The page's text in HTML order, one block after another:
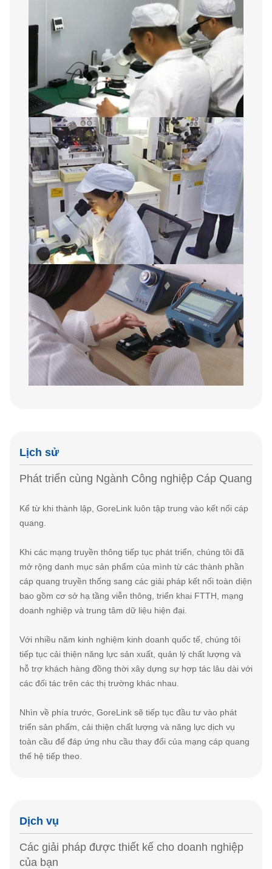
Lịch sử
Phát triển cùng Ngành Công nghiệp Cáp Quang
Kể từ khi thành lập, GoreLink luôn tập trung vào kết nối cáp
quang.
Khi các mạng truyền thông tiếp tục phát triển, chúng tôi đã
mở rộng danh mục sản phẩm của mình từ các thành phần
cáp quang truyền thống sang các giải pháp kết nối toàn diện
bao gồm cơ sở hạ tầng viễn thông, triển khai FTTH, mạng
doanh nghiệp và trung tâm dữ liệu hiện đại.
Với nhiều năm kinh nghiệm kinh doanh quốc tế, chúng tôi
tiếp tục cải thiện năng lực sản xuất, quản lý chất lượng và
hỗ trợ khách hàng đồng thời xây dựng sự hợp tác lâu dài với
các đối tác trên các thị trường khác nhau.
Nhìn về phía trước, GoreLink sẽ tiếp tục đầu tư vào phát
triển sản phẩm, cải thiện chất lượng và năng lực dịch vụ
toàn cầu để đáp ứng nhu cầu thay đổi của mạng cáp quang
thế hệ tiếp theo.
Dịch vụ
Các giải pháp được thiết kế cho doanh nghiệp
của bạn